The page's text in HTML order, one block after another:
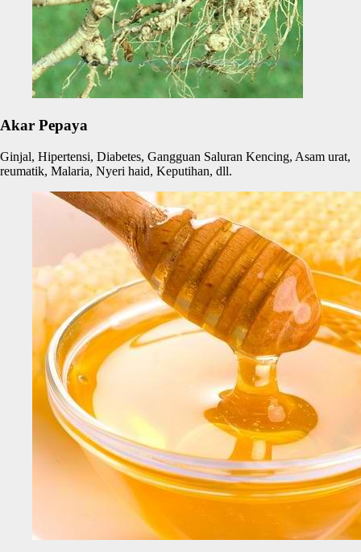
Akar Pepaya
Ginjal, Hipertensi, Diabetes, Gangguan Saluran Kencing, Asam urat,
reumatik, Malaria, Nyeri haid, Keputihan, dll.